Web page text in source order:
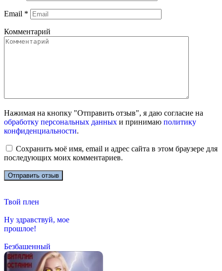
Email *
Комментарий
Нажимая на кнопку "Отправить отзыв", я даю согласие на
обработку персональных данных и принимаю политику
конфиденциальности.
Сохранить моё имя, email и адрес сайта в этом браузере для
последующих моих комментариев.
Твой плен
Ну здравствуй, мое
прошлое!
Безбашенный